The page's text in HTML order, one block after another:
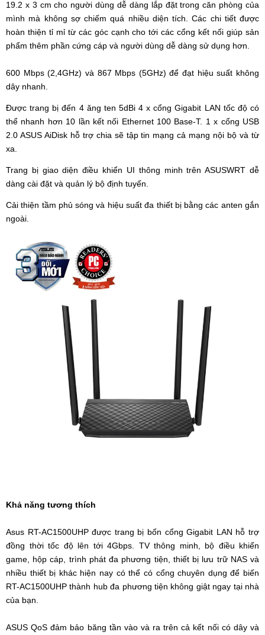
19.2 x 3 cm cho người dùng dễ dàng lắp đặt trong căn phòng của
mình mà không sợ chiếm quá nhiều diện tích. Các chi tiết được
hoàn thiện tỉ mỉ từ các góc cạnh cho tới các cổng kết nối giúp sản
phẩm thêm phần cứng cáp và người dùng dễ dàng sử dụng hơn.
600 Mbps (2,4GHz) và 867 Mbps (5GHz) để đạt hiệu suất không
dây nhanh.
Được trang bị đến 4 ăng ten 5dBi 4 x cổng Gigabit LAN tốc độ có
thể nhanh hơn 10 lần kết nối Ethernet 100 Base-T. 1 x cổng USB
2.0 ASUS AiDisk hỗ trợ chia sẽ tập tin mạng cả mạng nội bộ và từ
xa.
Trang bị giao diện điều khiển UI thông minh trên ASUSWRT dễ
dàng cài đặt và quản lý bộ định tuyến.
Cải thiện tầm phủ sóng và hiệu suất đa thiết bị bằng các anten gắn
ngoài.
Khả năng tương thích
Asus RT-AC1500UHP được trang bị bốn cổng Gigabit LAN hỗ trợ
đồng thời tốc độ lên tới 4Gbps. TV thông minh, bộ điều khiển
game, hộp cáp, trình phát đa phương tiện, thiết bị lưu trữ NAS và
nhiều thiết bị khác hiện nay có thể có cổng chuyên dụng để biến
RT-AC1500UHP thành hub đa phương tiện không giật ngay tại nhà
của bạn.
ASUS QoS đảm bảo băng tần vào và ra trên cả kết nối có dây và